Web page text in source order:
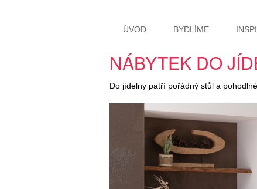
ÚVOD BYDLÍME
NÁBYTEK DO
Do jídelny patří pořádný stůl a